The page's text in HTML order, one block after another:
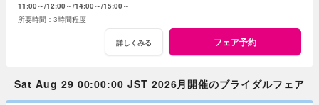
11:00～ 12:00～ 14:00～ 15:00～
3時間程度
詳しくみる フェア予約
Sat Aug 29 00:00:00 JST 2026月開催のブライダルフェア